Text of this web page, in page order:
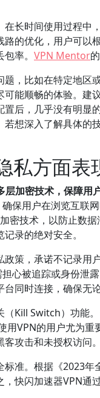
长时间使用过程
的优化，用户可
率。 VPN Mentor
，比如在特定地
能顺畅的体验。
后，几乎没有明
想深入了解具体的
私方面表
加密技术，保障用
保用户在浏览互联
密技术，以防止数
录的绝对安全。
策，承诺不记录
心被追踪或身份
同时连接，确保无
Kill Switch）功能
VPN的用户尤为
攻击和未授权访问。
准。根据《2023
快闪加速器VPN